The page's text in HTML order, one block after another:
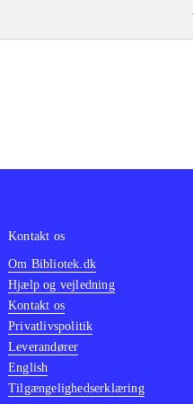
Kontakt os
Om Bibliotek.dk
Hjælp og vejledning
Kontakt os
Privatlivspolitik
Leverandører
English
Tilgængelighedserklæring